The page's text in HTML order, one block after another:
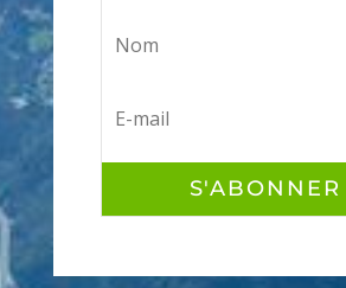
S'ABONNER